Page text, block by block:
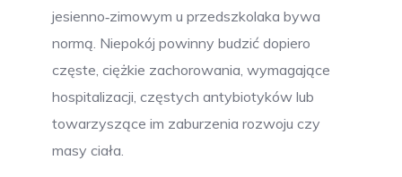
jesienno‑zimowym u przedszkolaka bywa
normą. Niepokój powinny budzić dopiero
częste, ciężkie zachorowania, wymagające
hospitalizacji, częstych antybiotyków lub
towarzyszące im zaburzenia rozwoju czy
masy ciała.